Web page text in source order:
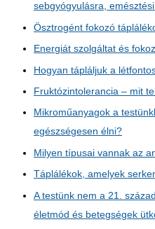
sebgyógyulásra,
Ösztrogént fokozó
Energiát szolgáltat és
Hogyan tápláljuk a
Fruktózintolerancia – mit
Mikroműanyagok a
egészségesen élni?
Milyen típusai vannak az
Táplálékok, amelyek
A testünk nem a 21.
életmód és betegségek